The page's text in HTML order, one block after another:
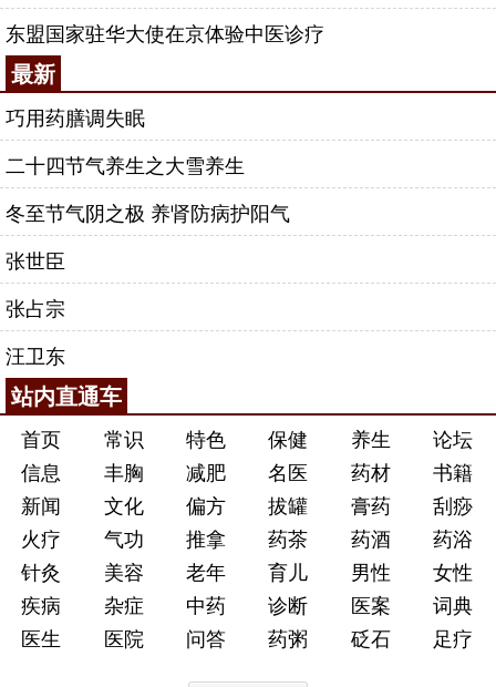
东盟国家驻华大使在京体验中医诊疗
最新
巧用药膳调失眠
二十四节气养生之大雪养生
冬至节气阴之极 养肾防病护阳气
张世臣
张占宗
汪卫东
站内直通车
首页 常识 特色 保健 养生
论坛
信息
丰胸 减肥 名医 药材
书籍
新闻
文化 偏方 拔罐 膏药
刮痧
火疗
气功 推拿 药茶 药酒
药浴
针灸
美容 老年 育儿 男性
女性
疾病
杂症 中药 诊断 医案
词典
医生
医院 问答 药粥 砭石 足疗